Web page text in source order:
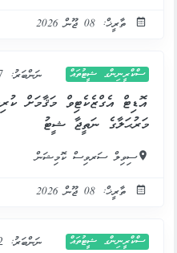
ތާރީޚް: 08 ޖޫން 2026
ސްކްރީނިންގ ޝީޓުތައް ނަންބަރު:
އޮޑިޓް އެގްޒެކެޓިވް މަޤާމަށް
މަރުޙަލާގެ ނަތީޖާ ޝީޓު
ސިވިލް ސަރވިސް ކޮމިޝަން
ތާރީޚް: 08 ޖޫން 2026
ސްކްރީނިންގ ޝީޓުތައް ނަންބަރު: